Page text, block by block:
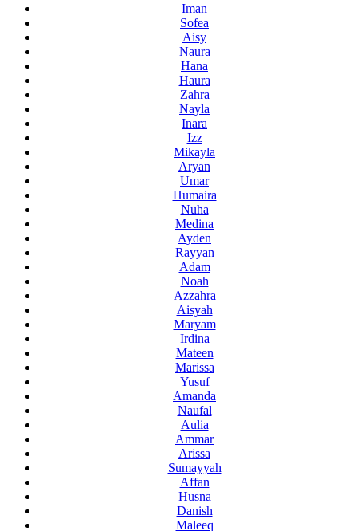
Iman
Sofea
Aisy
Naura
Hana
Haura
Zahra
Nayla
Inara
Izz
Mikayla
Aryan
Umar
Humaira
Nuha
Medina
Ayden
Rayyan
Adam
Noah
Azzahra
Aisyah
Maryam
Irdina
Mateen
Marissa
Yusuf
Amanda
Naufal
Aulia
Ammar
Arissa
Sumayyah
Affan
Husna
Danish
Maleeq